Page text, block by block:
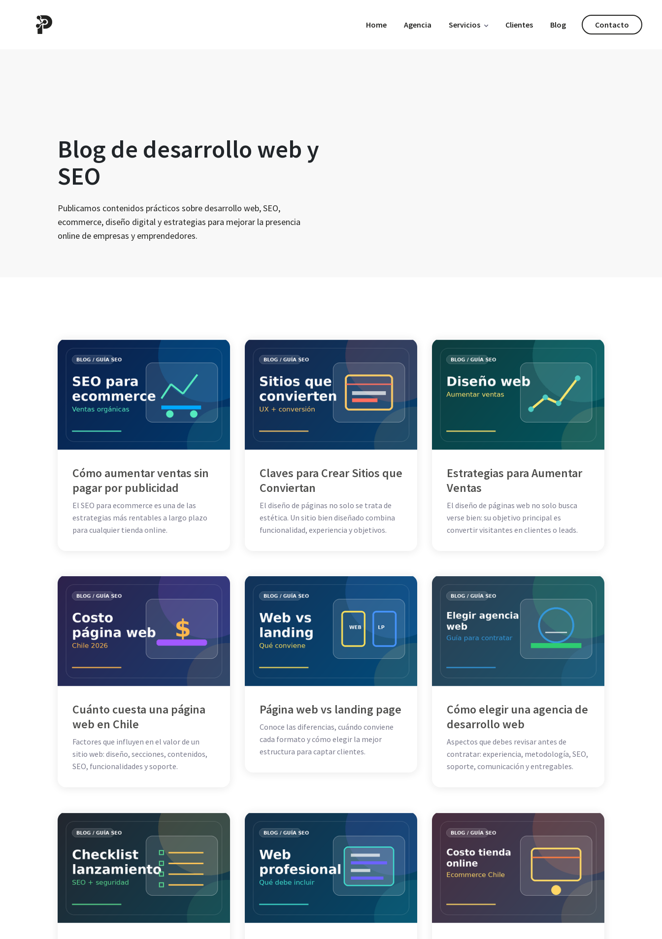
Home Agencia Servicios Clientes Blog Contacto
Blog de desarrollo web y
SEO
Publicamos contenidos prácticos sobre desarrollo web, SEO,
ecommerce, diseño digital y estrategias para mejorar la presencia
online de empresas y emprendedores.
Cómo aumentar ventas sin
pagar por publicidad
El SEO para ecommerce es una de las
estrategias más rentables a largo plazo
para cualquier tienda online.
Claves para Crear Sitios que
Conviertan
El diseño de páginas no solo se trata de
estética. Un sitio bien diseñado combina
funcionalidad, experiencia y objetivos.
Estrategias para Aumentar
Ventas
El diseño de páginas web no solo busca
verse bien: su objetivo principal es
convertir visitantes en clientes o leads.
Cuánto cuesta una página
web en Chile
Factores que influyen en el valor de un
sitio web: diseño, secciones, contenidos,
SEO, funcionalidades y soporte.
Página web vs landing page
Conoce las diferencias, cuándo conviene
cada formato y cómo elegir la mejor
estructura para captar clientes.
Cómo elegir una agencia de
desarrollo web
Aspectos que debes revisar antes de
contratar: experiencia, metodología, SEO,
soporte, comunicación y entregables.